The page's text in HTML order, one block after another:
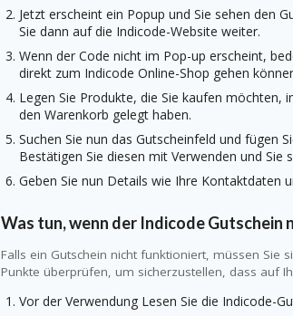
Jetzt erscheint ein Popup und Sie sehen den
Sie dann auf die Indicode-Website weiter.
Wenn der Code nicht im Pop-up erscheint,
direkt zum Indicode Online-Shop gehen
Legen Sie Produkte, die Sie kaufen möchten,
den Warenkorb gelegt haben.
Suchen Sie nun das Gutscheinfeld und fügen
Bestätigen Sie diesen mit Verwenden und Sie
Geben Sie nun Details wie Ihre Kontaktdaten
Was tun, wenn der Indicode
Falls ein Gutschein nicht funktioniert, müssen Sie
Punkte überprüfen, um sicherzustellen, dass auf
Vor der Verwendung Lesen Sie die Indicode-